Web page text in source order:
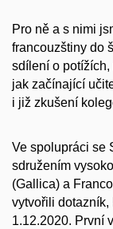
Pro ně a s nimi
francouzštiny do
sdílení o
jak začínající
i již zkušení
Ve spolupráci se
sdružením
(Gallica) a
vytvořili dotazník,
1.12.2020. První